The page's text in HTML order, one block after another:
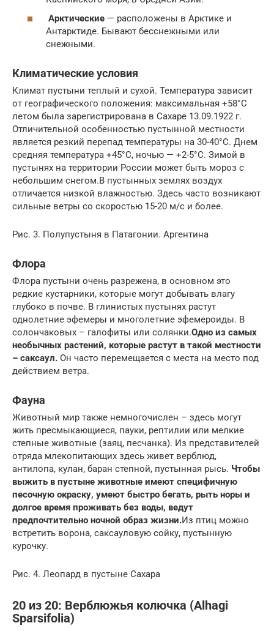
Арктические — расположены в Арктике и
Антарктиде. Бывают бесснежными или
снежными.
Климатические условия
Климат пустыни теплый и сухой. Температура зависит
от географического положения: максимальная +58°С
летом была зарегистрирована в Сахаре 13.09.1922 г.
Отличительной особенностью пустынной местности
является резкий перепад температуры на 30-40°С. Днем
средняя температура +45°С, ночью — +2-5°С. Зимой в
пустынях на территории России может быть мороз с
небольшим снегом.В пустынных землях воздух
отличается низкой влажностью. Здесь часто возникают
сильные ветры со скоростью 15-20 м/с и более.
Рис. 3. Полупустыня в Патагонии. Аргентина
Флора
Флора пустыни очень разрежена, в основном это
редкие кустарники, которые могут добывать влагу
глубоко в почве. В глинистых пустынях растут
однолетние эфемеры и многолетние эфемероиды. В
солончаковых – галофиты или солянки.Одно из самых
необычных растений, которые растут в такой местности
– саксаул. Он часто перемещается с места на место под
действием ветра.
Фауна
Животный мир также немногочислен – здесь могут
жить пресмыкающиеся, пауки, рептилии или мелкие
степные животные (заяц, песчанка). Из представителей
отряда млекопитающих здесь живет верблюд,
антилопа, кулан, баран степной, пустынная рысь. Чтобы
выжить в пустыне животные имеют специфичную
песочную окраску, умеют быстро бегать, рыть норы и
долгое время проживать без воды, ведут
предпочтительно ночной образ жизни.Из птиц можно
встретить ворона, саксауловую сойку, пустынную
курочку.
Рис. 4. Леопард в пустыне Сахара
20 из 20: Верблюжья колючка (Alhagi
Sparsifolia)